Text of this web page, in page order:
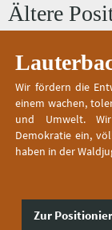
Ältere
Wir fördern die
einem wachen,
und Umwelt.
Demokratie ein,
haben in der
Zur